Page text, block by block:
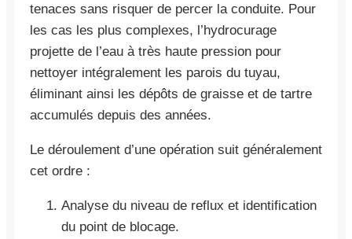
tenaces sans risquer de percer la conduite. Pour
les cas les plus complexes, l’hydrocurage
projette de l’eau à très haute pression pour
nettoyer intégralement les parois du tuyau,
éliminant ainsi les dépôts de graisse et de tartre
accumulés depuis des années.
Le déroulement d’une opération suit généralement
cet ordre :
Analyse du niveau de reflux et identification
du point de blocage.